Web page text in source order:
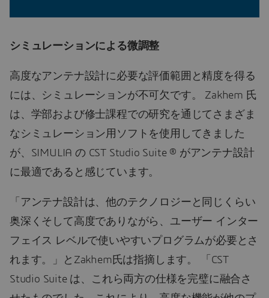
シミュレーションによる微調整
高度なアンテナ設計に必要な評価範囲と精度を得る
には、シミュレーションが不可欠です。 Zakhem 氏
は、学部および修士課程での研究を通じてさまざま
なシミュレーション用ソフトを使用してきました
が、SIMULIA の CST Studio Suite ® がアンテナ設計
に最適であると感じています。
「アンテナ設計は、他のテクノロジーと同じくらい
奥深くそして高度でありながら、ユーザー インター
フェイス レベルで使いやすいプログラムが必要とさ
れます。」とZakhem氏は指摘します。 「CST
Studio Suite は、これら両方の仕様を完璧に融合さ